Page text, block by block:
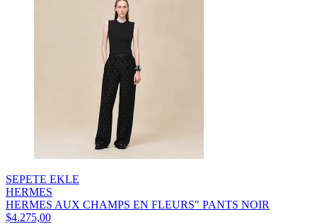
SEPETE EKLE
HERMES
HERMES AUX CHAMPS EN FLEURS" PANTS NOIR
$4.275,00